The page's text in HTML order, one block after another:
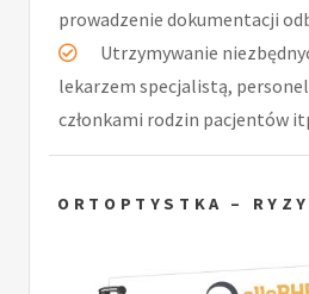
prowadzenie dokumentacji
Utrzymywanie
lekarzem specjalistą,
członkami rodzin pacjentów
ORTOPTYSTKA –